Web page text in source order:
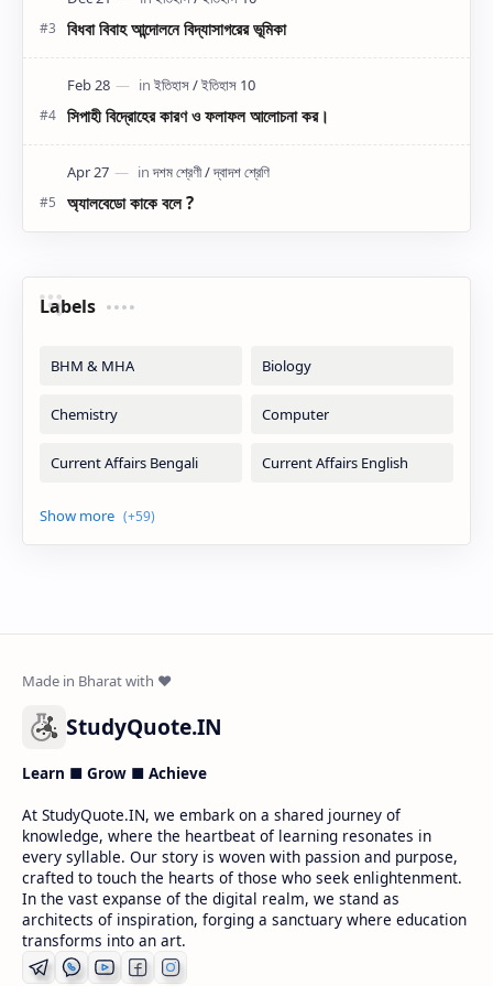
বিধবা বিবাহ আন্দোলনে বিদ্যাসাগরের ভূমিকা
সিপাহী বিদ্রোহের কারণ ও ফলাফল আলোচনা কর।
অ্যালবেডো কাকে বলে ?
Labels
StudyQuote.IN
Learn ■ Grow ■ Achieve
At StudyQuote.IN, we embark on a shared journey of
knowledge, where the heartbeat of learning resonates in
every syllable. Our story is woven with passion and purpose,
crafted to touch the hearts of those who seek enlightenment.
In the vast expanse of the digital realm, we stand as
architects of inspiration, forging a sanctuary where education
transforms into an art.